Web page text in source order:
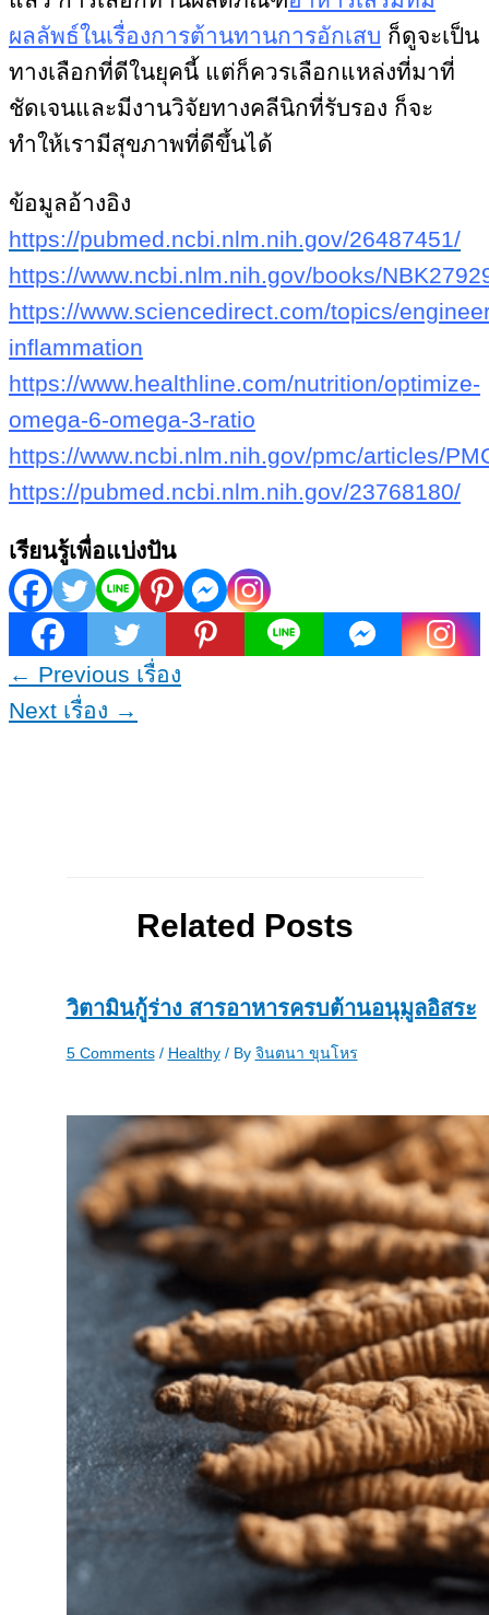
ผลลัพธ์ในเรื่องการต้านทานการอักเสบ ก็ดูจะเป็น
ทางเลือกที่ดีในยุคนี้ แต่ก็ควรเลือกแหล่งที่มาที่
ชัดเจนและมีงานวิจัยทางคลีนิกที่รับรอง ก็จะ
ทำให้เรามีสุขภาพที่ดีขึ้นได้
ข้อมูลอ้างอิง
https://pubmed.ncbi.nlm.nih.gov/26487451/
https://www.ncbi.nlm.nih.gov/books/
https://www.sciencedirect.com/topics/
inflammation
https://www.healthline.com/nutrition/optimize-
omega-6-omega-3-ratio
https://www.ncbi.nlm.nih.gov/pmc/articles/
https://pubmed.ncbi.nlm.nih.gov/23768180/
เรียนรู้เพื่อแบ่งปัน
← Previous เรื่อง
Next เรื่อง →
Related Posts
วิตามินกู้ร่าง สารอาหารครบต้านอนุมูลอิสระ
5 Comments / Healthy/ By จินตนา ขุนโหร